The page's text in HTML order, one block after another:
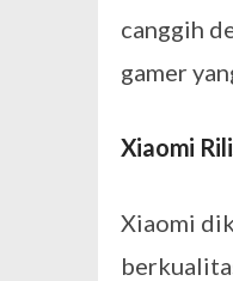
canggih
gamer
Xiaomi
Xiaomi